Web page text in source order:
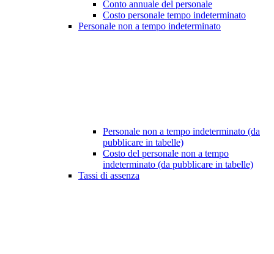
Conto annuale del personale
Costo personale tempo indeterminato
Personale non a tempo indeterminato
Personale non a tempo indeterminato (da
pubblicare in tabelle)
Costo del personale non a tempo
indeterminato (da pubblicare in tabelle)
Tassi di assenza